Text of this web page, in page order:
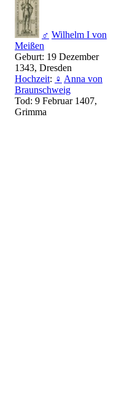
♂ Wilhelm I von
Meißen
Geburt: 19 Dezember
1343, Dresden
Hochzeit: ♀ Anna von
Braunschweig
Tod: 9 Februar 1407,
Grimma